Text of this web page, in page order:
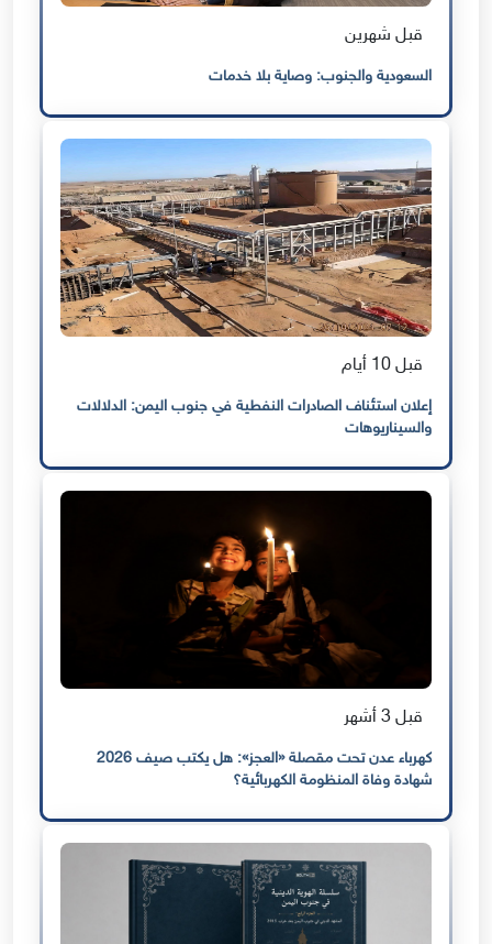
قبل شهرين
السعودية والجنوب: وصاية بلا خدمات
قبل 10 أيام
إعلان استئناف الصادرات النفطية في جنوب اليمن: الدلالات
والسيناريوهات
قبل 3 أشهر
كهرباء عدن تحت مقصلة «العجز»: هل يكتب صيف 2026
شهادة وفاة المنظومة الكهربائية؟